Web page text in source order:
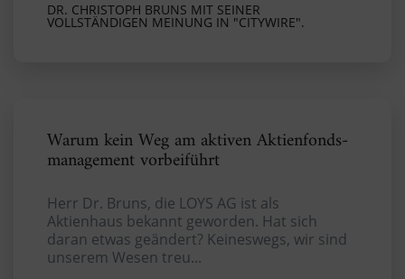
DR. CHRISTOPH BRUNS MIT SEINER
VOLLSTÄNDIGEN MEINUNG IN "CITYWIRE".
Warum kein Weg am aktiven Aktienfonds­
management vorbeiführt
Herr Dr. Bruns, die LOYS AG ist als
Aktienhaus bekannt geworden. Hat sich
daran etwas geändert? Keineswegs, wir sind
unserem Wesen treu...